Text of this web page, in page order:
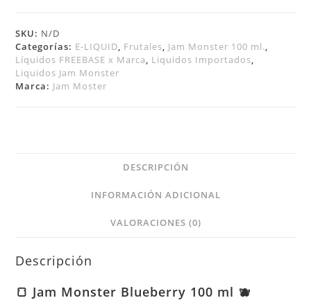
SKU: N/D
Categorías: E-LIQUID, Frutales, Jam Monster 100 ml.,
Líquidos FREEBASE x Marca, Liquidos Importados,
Liquidos Jam Monster
Marca: Jam Moster
DESCRIPCIÓN
INFORMACIÓN ADICIONAL
VALORACIONES (0)
Descripción
🍞 Jam Monster Blueberry 100 ml 🫐